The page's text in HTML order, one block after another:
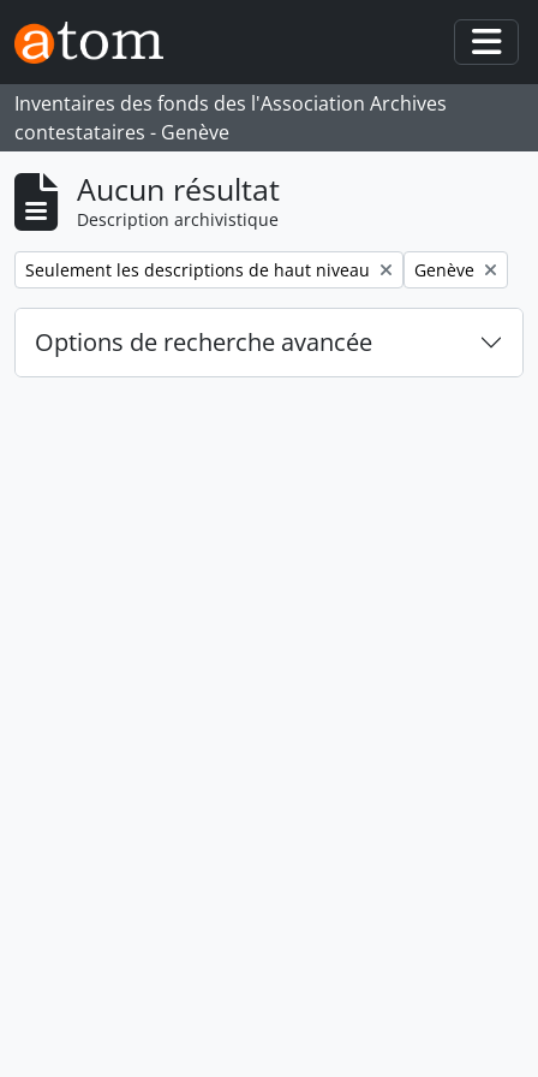
Skip to main content
Inventaires des fonds des l'Association Archives
contestataires - Genève
Aucun résultat
Description archivistique
Remove filter:
Seulement les descriptions de haut niveau Remove filter:
Genève
Options de recherche avancée